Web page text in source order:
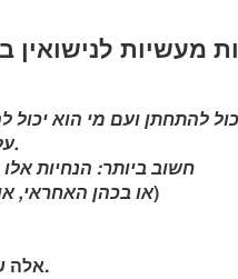
מעשיות לנישואין
להתחתן ועם מי הוא
על השעה למען אלה הרוצים להתחתן בכנסייה הקתולית.
חשוב ביותר: הנחיות
או בכהן האחראי,)
- אלה שטרם הגיעו לגיל החוקי לנישואין. בישראל זהו גיל 18.